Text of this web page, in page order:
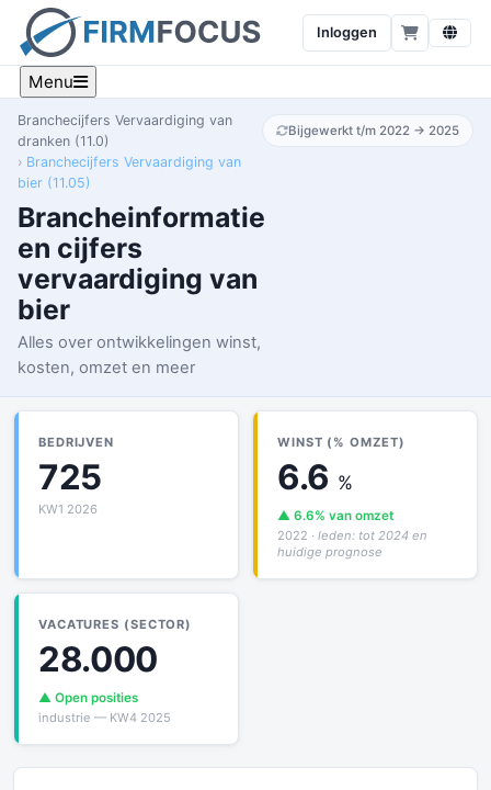
Inloggen
Menu
Branchecijfers Vervaardiging van
dranken (11.0)
Branchecijfers Vervaardiging van
bier (11.05)
Brancheinformatie
en cijfers
vervaardiging van
bier
Alles over ontwikkelingen winst,
kosten, omzet en meer
Bijgewerkt t/m 2022 → 2025
BEDRIJVEN
725
KW1 2026
WINST (% OMZET)
6.6 %
▲ 6.6% van omzet
2022 · leden: tot 2024 en
huidige prognose
VACATURES (SECTOR)
28.000
▲ Open posities
industrie — KW4 2025